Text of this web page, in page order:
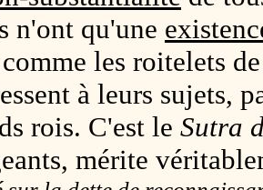
n'ont qu'une
les roitelets
à leurs sujets,
rois. C'est le Sutra
mérite